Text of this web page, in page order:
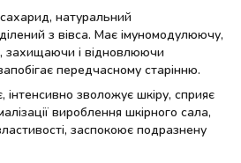
натуральний
з вівса. Має імуномодулюючу,
захищаючи і відновлюючи
передчасному старінню.
інтенсивно зволожує шкіру, сприяє
вироблення шкірного сала,
заспокоює подразнену